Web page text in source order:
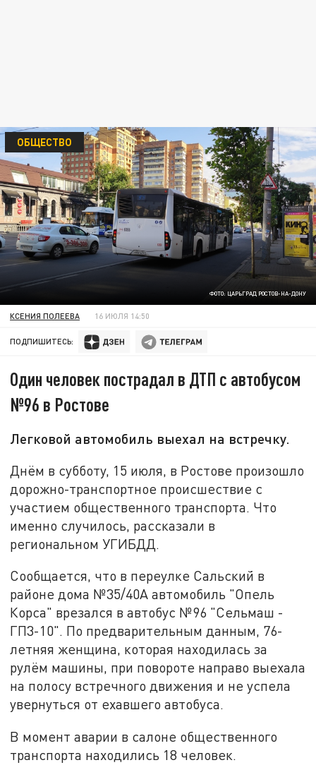
ФОТО: ЦАРЬГРАД РОСТОВ-НА-ДОНУ
ОБЩЕСТВО
КСЕНИЯ ПОЛЕЕВА 16 ИЮЛЯ 14:50
ПОДПИШИТЕСЬ:
Один человек пострадал в ДТП с автобусом
№96 в Ростове
Легковой автомобиль выехал на встречку.
Днём в субботу, 15 июля, в Ростове произошло
дорожно-транспортное происшествие с
участием общественного транспорта. Что
именно случилось, рассказали в
региональном УГИБДД.
Сообщается, что в переулке Сальский в
районе дома №35/40А автомобиль "Опель
Корса" врезался в автобус №96 "Сельмаш -
ГП3-10". По предварительным данным, 76-
летняя женщина, которая находилась за
рулём машины, при повороте направо выехала
на полосу встречного движения и не успела
увернуться от ехавшего автобуса.
В момент аварии в салоне общественного
транспорта находились 18 человек.